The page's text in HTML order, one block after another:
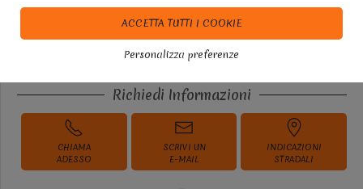
ACCETTA TUTTI I COOKIE
Personalizza preferenze
DISPONIBILITÀ IMMEDIATA
Richiedi Informazioni
CHIAMA
ADESSO
SCRIVI UN
E-MAIL
INDICAZIONI
STRADALI